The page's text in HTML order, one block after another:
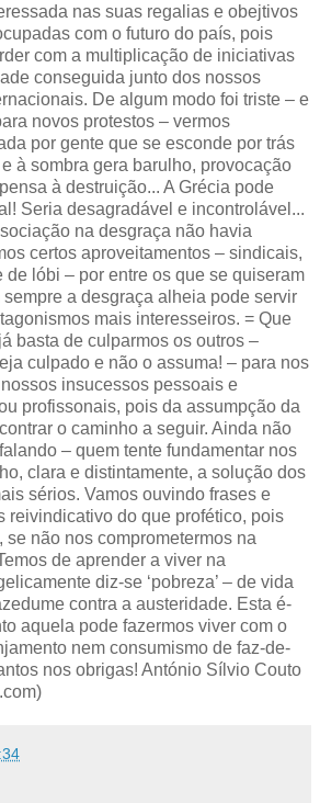
nas suas regalias e obejtivos
com o futuro do país, pois
com a multiplicação de iniciativas
conseguida junto dos nossos
De algum modo foi triste – e
novos protestos – vermos
por gente que se esconde por trás
à sombra gera barulho, provocação
à destruição... A Grécia pode
Seria desagradável e incontrolável...
na desgraça não havia
certos aproveitamentos – sindicais,
de lóbi – por entre os que se quiseram
sempre a desgraça alheia pode servir
mais interesseiros. = Que
basta de culparmos os outros –
culpado e não o assuma! – para nos
insucessos pessoais e
profissonais, pois da assumpção da
o caminho a seguir. Ainda não
– quem tente fundamentar nos
clara e distintamente, a solução dos
sérios. Vamos ouvindo frases e
reivindicativo do que profético, pois
não nos comprometermos na
de aprender a viver na
diz-se ‘pobreza’ – de vida
contra a austeridade. Esta é-
aquela pode fazermos viver com o
nem consumismo de faz-de-
nos obrigas! António Sílvio Couto